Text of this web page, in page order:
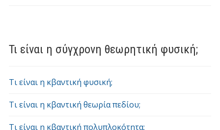
Τι είναι η σύγχρονη θεωρητική φυσική;
Τι είναι η κβαντική φυσική;
Τι είναι η κβαντική θεωρία πεδίου;
Τι είναι η κβαντική πολυπλοκότητα;